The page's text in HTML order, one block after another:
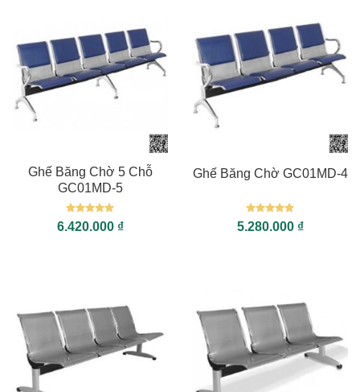
Ghế Băng Chờ 5 Chỗ
GC01MD-5
Được xếp
hạng55
6.420.000 ₫
Ghế Băng Chờ GC01MD-4
Được xếp
hạng55
5.280.000 ₫